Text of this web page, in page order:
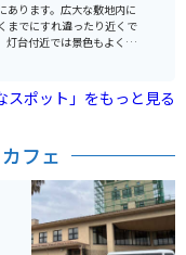
あります。広大な敷地内に
までにすれ違ったり近くで
台付近では景色もよく、3
す。灯台は「日本の灯
スポット」をもっと見る
フェ